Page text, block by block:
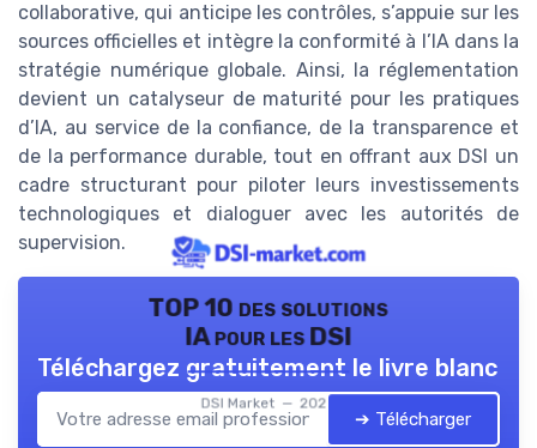
collaborative, qui anticipe les contrôles, s’appuie sur les
sources officielles et intègre la conformité à l’IA dans la
stratégie numérique globale. Ainsi, la réglementation
devient un catalyseur de maturité pour les pratiques
d’IA, au service de la confiance, de la transparence et
de la performance durable, tout en offrant aux DSI un
cadre structurant pour piloter leurs investissements
technologiques et dialoguer avec les autorités de
supervision.
TOP 10 des solutions
IA pour les DSI
DSI Market — 2026
Téléchargez gratuitement le livre blanc
➔ Télécharger